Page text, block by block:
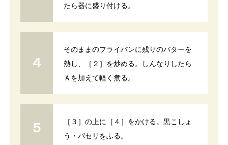
たら器に盛り付ける。
そのままのフライパンに残りのバターを
熱し、［２］を炒める。しんなりしたら
Ａを加えて軽く煮る。
［３］の上に［４］をかける。黒こしょ
う・パセリをふる。